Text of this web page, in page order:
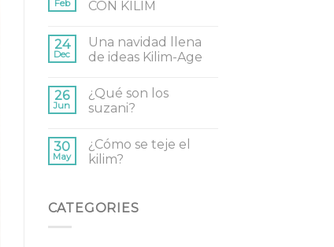
Feb
CON KILIM
24
Dec
Una navidad llena
de ideas Kilim-Age
26
Jun
¿Qué son los
suzani?
30
May
¿Cómo se teje el
kilim?
CATEGORIES